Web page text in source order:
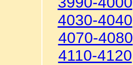
4030-4040
4070-4080
4110-4120